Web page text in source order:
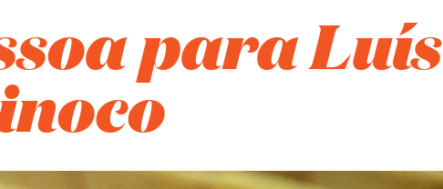
para Luís